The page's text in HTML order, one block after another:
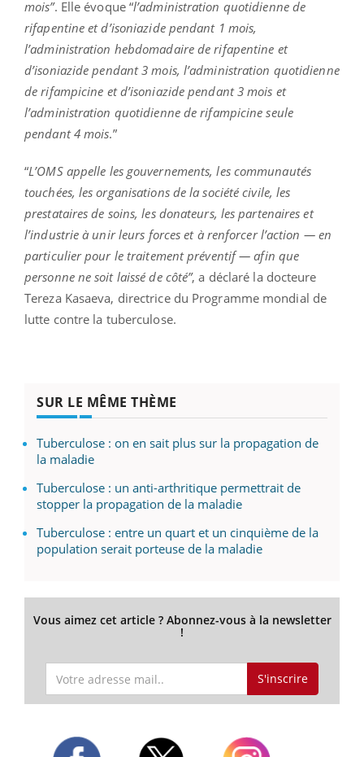
mois”. Elle évoque “l’administration quotidienne de
rifapentine et d’isoniazide pendant 1 mois,
l’administration hebdomadaire de rifapentine et
d’isoniazide pendant 3 mois, l’administration quotidienne
de rifampicine et d’isoniazide pendant 3 mois et
l’administration quotidienne de rifampicine seule
pendant 4 mois.”
“L’OMS appelle les gouvernements, les communautés
touchées, les organisations de la société civile, les
prestataires de soins, les donateurs, les partenaires et
l’industrie à unir leurs forces et à renforcer l’action — en
particulier pour le traitement préventif — afin que
personne ne soit laissé de côté”, a déclaré la docteure
Tereza Kasaeva, directrice du Programme mondial de
lutte contre la tuberculose.
SUR LE MÊME THÈME
Tuberculose : on en sait plus sur la propagation de
la maladie
Tuberculose : un anti-arthritique permettrait de
stopper la propagation de la maladie
Tuberculose : entre un quart et un cinquième de la
population serait porteuse de la maladie
Vous aimez cet article ? Abonnez-vous à la newsletter
!
S'inscrire